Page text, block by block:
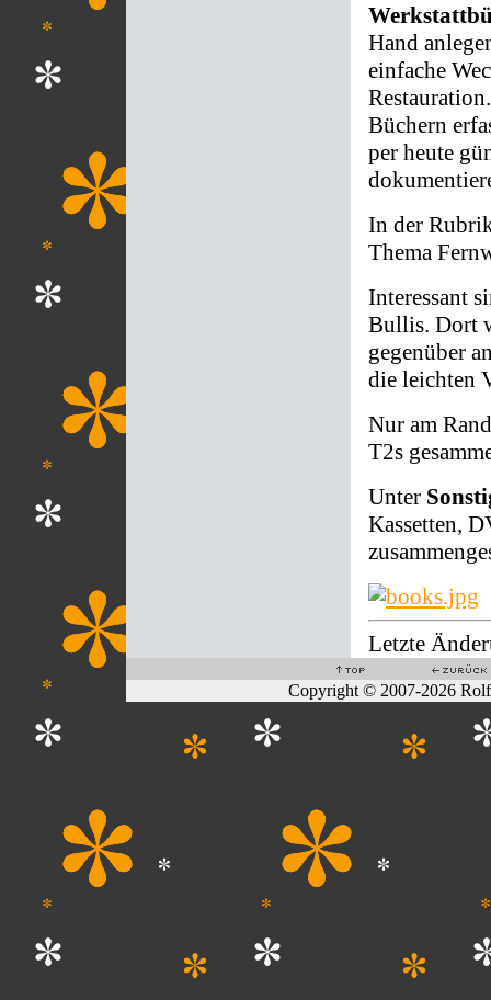
Hand
einfache
Büchern
per heute
In der
Thema
Interessant
Bullis. Dort
gegenüber
die leichten
Nur am
T2s
Unter
Kassetten,
Letzte
Copyright © 2007-2026